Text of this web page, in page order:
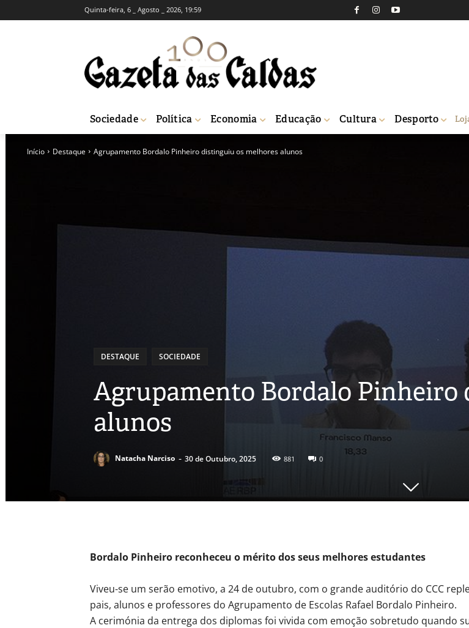
Quinta-feira, 6 _ Agosto _ 2026, 19:59
Sociedade Política Economia Educação Cultura Desporto
Início Destaque Agrupamento Bordalo Pinheiro distinguiu os melhores alunos
DESTAQUE SOCIEDADE
Agrupamento Bordalo
alunos
Natacha Narciso - 30 de Outubro, 2025 881 0
Bordalo Pinheiro reconheceu o mérito dos seus melhores estudantes
Viveu-se um serão emotivo, a 24 de outubro, com o grande auditório do CCC
pais, alunos e professores do Agrupamento de Escolas Rafael Bordalo Pinheiro.
A cerimónia da entrega dos diplomas foi vivida com emoção sobretudo quando